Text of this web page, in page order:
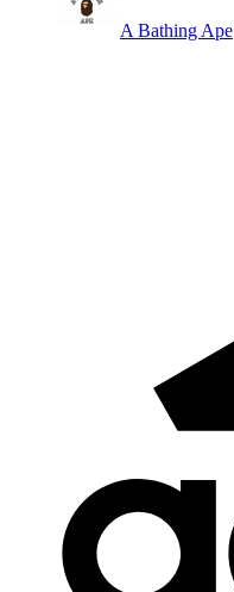
A Bathing Ape